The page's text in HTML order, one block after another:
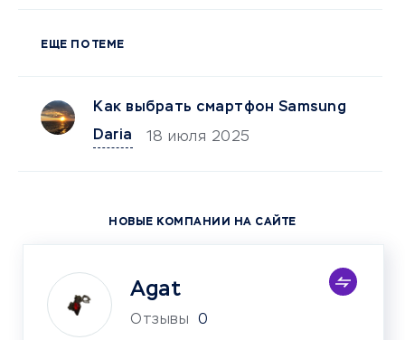
ЕЩЕ ПО ТЕМЕ
Как выбрать смартфон Samsung
Daria
18 июля 2025
НОВЫЕ КОМПАНИИ НА САЙТЕ
Agat
Отзывы 0